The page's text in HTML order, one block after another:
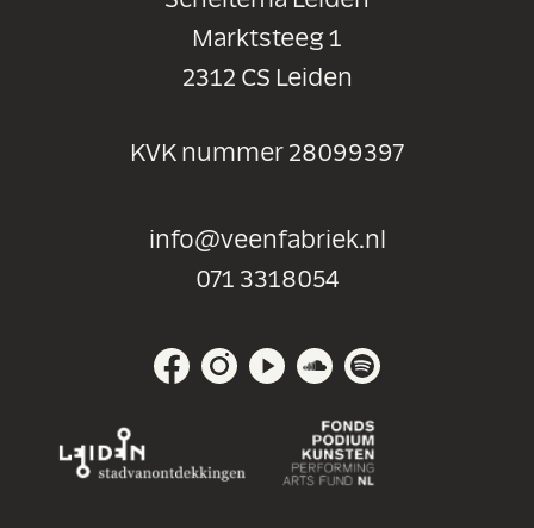
Marktsteeg 1
2312 CS Leiden
KVK nummer 28099397
info@veenfabriek.nl
071 3318054